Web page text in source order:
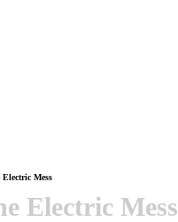
Electric Mess
Electric Mess